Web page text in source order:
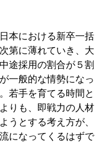
本における新卒一括
第に薄れていき、大
途採用の割合が５割
一般的な情勢になっ
若手を育てる時間と
りも、即戦力の人材
うとする考え方が、
になってくるはずで